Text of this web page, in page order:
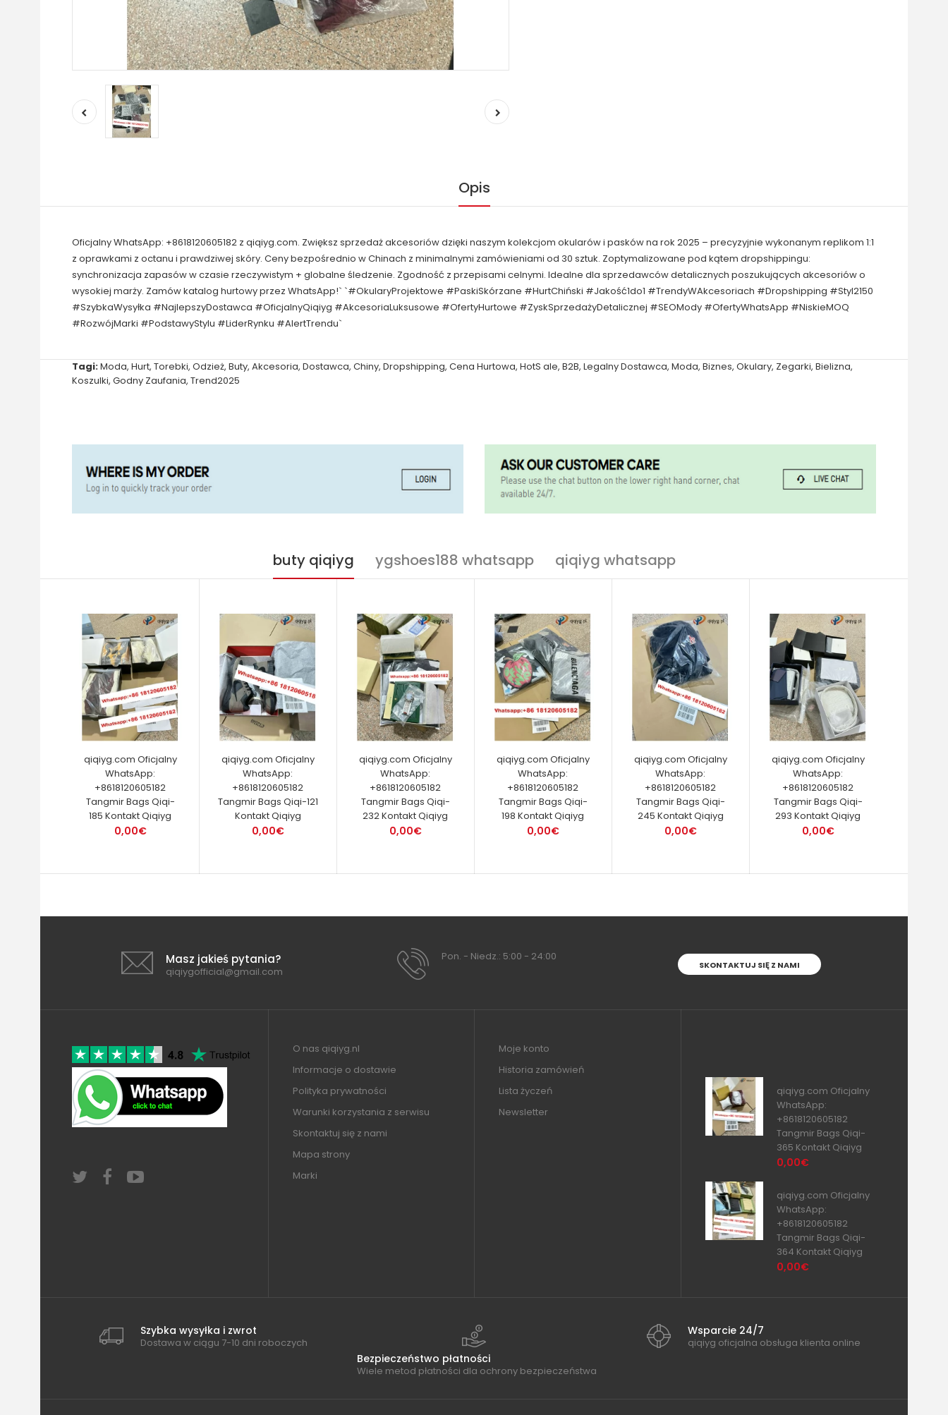
Opis
Oficjalny WhatsApp: +8618120605182 z qiqiyg.com. Zwiększ sprzedaż akcesoriów dzięki naszym kolekcjom okularów i pasków na rok 2025 – precyzyjnie wykonanym replikom 1:1
z oprawkami z octanu i prawdziwej skóry. Ceny bezpośrednio w Chinach z minimalnymi zamówieniami od 30 sztuk. Zoptymalizowane pod kątem dropshippingu:
synchronizacja zapasów w czasie rzeczywistym + globalne śledzenie. Zgodność z przepisami celnymi. Idealne dla sprzedawców detalicznych poszukujących akcesoriów o
wysokiej marży. Zamów katalog hurtowy przez WhatsApp!` `#OkularyProjektowe #PaskiSkórzane #HurtChiński #Jakość1do1 #TrendyWAkcesoriach #Dropshipping #Styl2150
#SzybkaWysyłka #NajlepszyDostawca #OficjalnyQiqiyg #AkcesoriaLuksusowe #OfertyHurtowe #ZyskSprzedażyDetalicznej #SEOMody #OfertyWhatsApp #NiskieMOQ
#RozwójMarki #PodstawyStylu #LiderRynku #AlertTrendu`
Tagi:Moda, Hurt, Torebki, Odzież, Buty, Akcesoria, Dostawca, Chiny, Dropshipping, Cena Hurtowa, HotS ale, B2B, Legalny Dostawca, Moda, Biznes, Okulary, Zegarki, Bielizna,
Koszulki, Godny Zaufania, Trend2025
buty qiqiyg ygshoes188 whatsapp qiqiyg whatsapp
qiqiyg.com Oficjalny
WhatsApp:
+8618120605182
Tangmir Bags Qiqi-
185 Kontakt Qiqiyg
0,00€
qiqiyg.com Oficjalny
WhatsApp:
+8618120605182
Tangmir Bags Qiqi-121
Kontakt Qiqiyg
0,00€
qiqiyg.com Oficjalny
WhatsApp:
+8618120605182
Tangmir Bags Qiqi-
232 Kontakt Qiqiyg
0,00€
qiqiyg.com Oficjalny
WhatsApp:
+8618120605182
Tangmir Bags Qiqi-
198 Kontakt Qiqiyg
0,00€
qiqiyg.com Oficjalny
WhatsApp:
+8618120605182
Tangmir Bags Qiqi-
245 Kontakt Qiqiyg
0,00€
qiqiyg.com Oficjalny
WhatsApp:
+8618120605182
Tangmir Bags Qiqi-
293 Kontakt Qiqiyg
0,00€
Masz jakieś pytania?
qiqiygofficial@gmail.com
Pon. - Niedz.: 5:00 - 24:00
SKONTAKTUJ SIĘ Z NAMI
O nas qiqiyg.nl
Informacje o dostawie
Polityka prywatności
Warunki korzystania z serwisu
Skontaktuj się z nami
Mapa strony
Marki
Moje konto
Historia zamówień
Lista życzeń
Newsletter
qiqiyg.com Oficjalny
WhatsApp:
+8618120605182
Tangmir Bags Qiqi-
365 Kontakt Qiqiyg
0,00€
qiqiyg.com Oficjalny
WhatsApp:
+8618120605182
Tangmir Bags Qiqi-
364 Kontakt Qiqiyg
0,00€
Szybka wysyłka i zwrot
Dostawa w ciągu 7-10 dni roboczych
Bezpieczeństwo płatności
Wiele metod płatności dla ochrony bezpieczeństwa
Wsparcie 24/7
qiqiyg oficjalna obsługa klienta online